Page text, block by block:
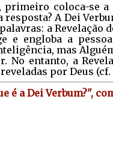
coloca-se a
resposta? A Dei
a
e engloba a
mas
No entanto, a
por Deus (cf.
é a Dei Verbum?",